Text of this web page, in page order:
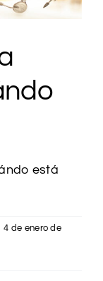
está
4 de enero de